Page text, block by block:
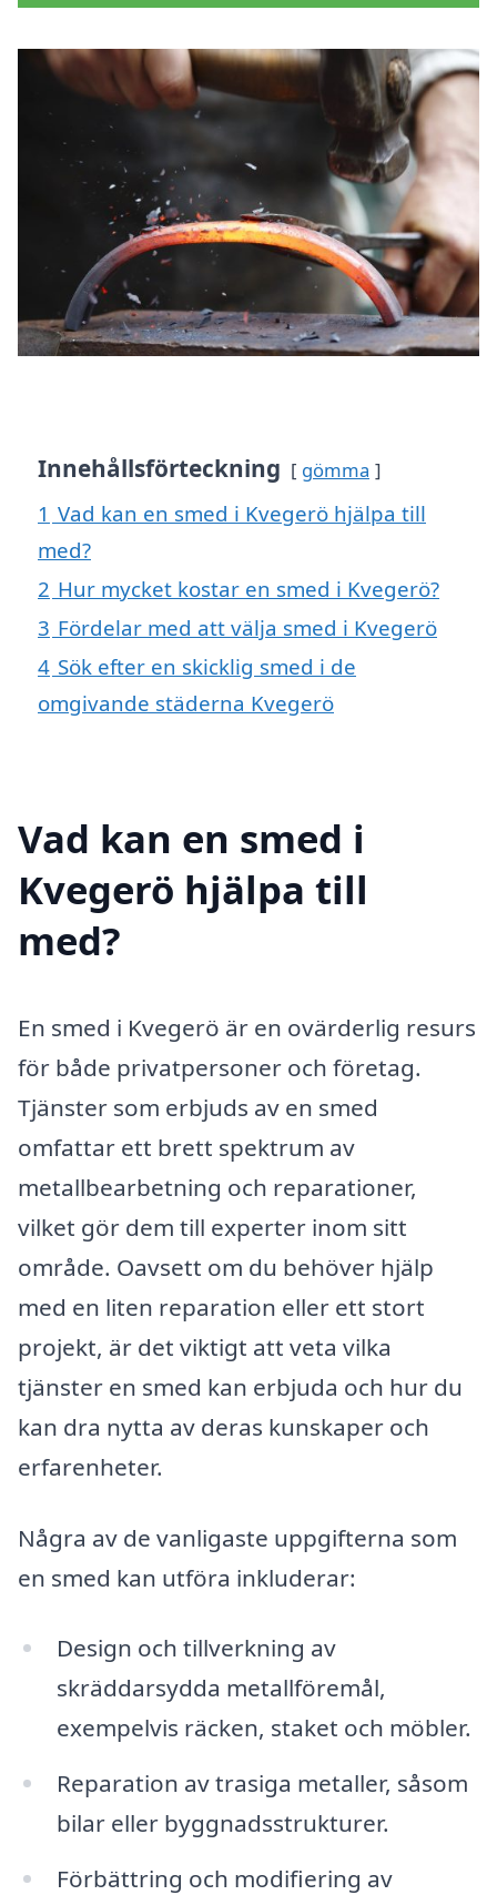
Innehållsförteckning gömma
1 Vad kan en smed i Kvegerö hjälpa till
med?
2 Hur mycket kostar en smed i Kvegerö?
3 Fördelar med att välja smed i Kvegerö
4 Sök efter en skicklig smed i de
omgivande städerna Kvegerö
Vad kan en smed i
Kvegerö hjälpa till
med?
En smed i Kvegerö är en ovärderlig resurs
för både privatpersoner och företag.
Tjänster som erbjuds av en smed
omfattar ett brett spektrum av
metallbearbetning och reparationer,
vilket gör dem till experter inom sitt
område. Oavsett om du behöver hjälp
med en liten reparation eller ett stort
projekt, är det viktigt att veta vilka
tjänster en smed kan erbjuda och hur du
kan dra nytta av deras kunskaper och
erfarenheter.
Några av de vanligaste uppgifterna som
en smed kan utföra inkluderar:
Design och tillverkning av
skräddarsydda metallföremål,
exempelvis räcken, staket och möbler.
Reparation av trasiga metaller, såsom
bilar eller byggnadsstrukturer.
Förbättring och modifiering av